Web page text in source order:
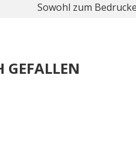
Sowohl zum
GEFALLEN